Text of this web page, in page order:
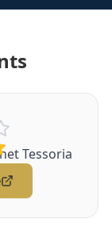
Tessoria